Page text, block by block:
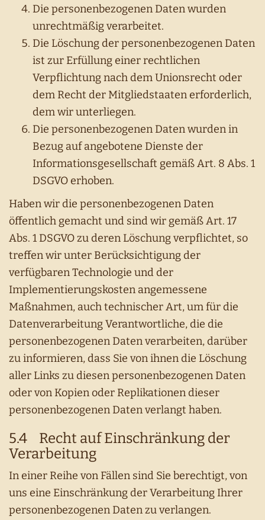
Die personenbezogenen Daten wurden
unrechtmäßig verarbeitet.
Die Löschung der personenbezogenen Daten
ist zur Erfüllung einer rechtlichen
Verpflichtung nach dem Unionsrecht oder
dem Recht der Mitgliedstaaten erforderlich,
dem wir unterliegen.
Die personenbezogenen Daten wurden in
Bezug auf angebotene Dienste der
Informationsgesellschaft gemäß Art. 8 Abs. 1
DSGVO erhoben.
Haben wir die personenbezogenen Daten
öffentlich gemacht und sind wir gemäß Art. 17
Abs. 1 DSGVO zu deren Löschung verpflichtet, so
treffen wir unter Berücksichtigung der
verfügbaren Technologie und der
Implementierungskosten angemessene
Maßnahmen, auch technischer Art, um für die
Datenverarbeitung Verantwortliche, die die
personenbezogenen Daten verarbeiten, darüber
zu informieren, dass Sie von ihnen die Löschung
aller Links zu diesen personenbezogenen Daten
oder von Kopien oder Replikationen dieser
personenbezogenen Daten verlangt haben.
5.4 Recht auf Einschränkung der
Verarbeitung
In einer Reihe von Fällen sind Sie berechtigt, von
uns eine Einschränkung der Verarbeitung Ihrer
personenbezogenen Daten zu verlangen.